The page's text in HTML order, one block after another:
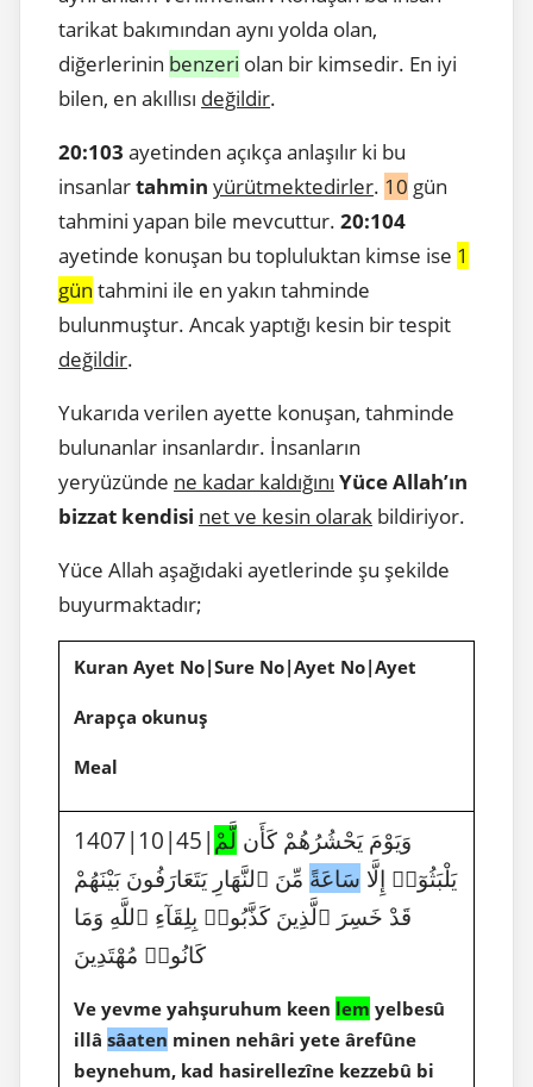
tarikat bakımından aynı yolda olan,
diğerlerinin benzeri olan bir kimsedir. En iyi
bilen, en akıllısı değildir.
20:103 ayetinden açıkça anlaşılır ki bu
insanlartahmin yürütmektedirler. 10 gün
tahmini yapan bile mevcuttur. 20:104
ayetinde konuşan bu topluluktan kimse ise 1
gün tahmini ile en yakın tahminde
bulunmuştur. Ancak yaptığı kesin bir tespit
değildir.
Yukarıda verilen ayette konuşan, tahminde
bulunanlar insanlardır. İnsanların
yeryüzünde ne kadar kaldığını Yüce Allah’ın
bizzat kendisi net ve kesin olarak bildiriyor.
Yüce Allah aşağıdaki ayetlerinde şu şekilde
buyurmaktadır;
Kuran Ayet No|Sure No|Ayet No|Ayet
Arapça okunuş
Meal
1407|10|45|وَيَوْمَ يَحْشُرُهُمْ كَأَن لَّمْ
يَلْبَثُوٓا۟ إِلَّا سَاعَةً مِّنَ ٱلنَّهَارِ يَتَعَارَفُونَ بَيْنَهُمْ
قَدْ خَسِرَ ٱلَّذِينَ كَذَّبُوا۟ بِلِقَآءِ ٱللَّهِ وَمَا
كَانُوا۟ مُهْتَدِينَ
Ve yevme yahşuruhum keen lem yelbesû
illâ sâaten minen nehâri yete ârefûne
beynehum, kad hasirellezîne kezzebû bi